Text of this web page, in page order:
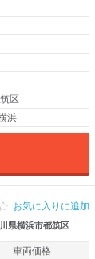
区
浜
県横浜市都筑区
お気に入りに追加
車両価格